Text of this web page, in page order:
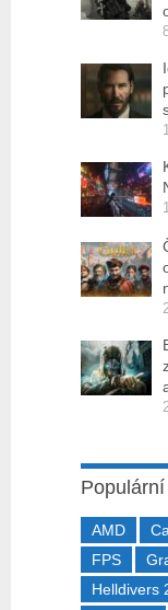
AMD
FPS
Helldivers